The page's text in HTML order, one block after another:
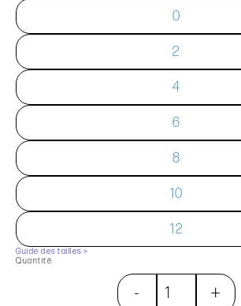
0
2
4
6
8
10
12
Guide des tailles >
Quantité
- +